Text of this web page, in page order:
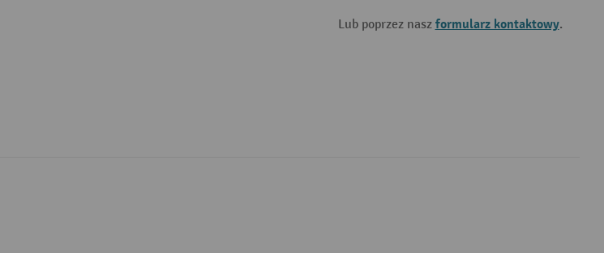
Lub poprzez nasz formularz kontaktowy.